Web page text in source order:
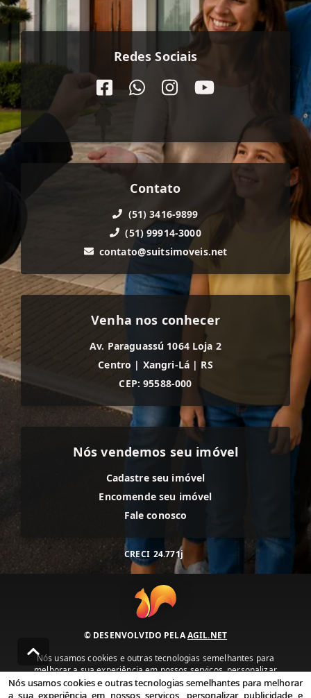
Redes Sociais
Contato
(51) 3416-9899
(51) 99914-3000
contato@suitsimoveis.net
Venha nos conhecer
Av. Paraguassú 1064 Loja 2
Centro | Xangri-Lá | RS
CEP: 95588-000
Nós vendemos seu imóvel
Cadastre seu imóvel
Encomende seu imóvel
Fale conosco
CRECI 24.771j
© DESENVOLVIDO PELAAGIL.NET
Nós usamos cookies e outras tecnologias semelhantes para
melhorar a sua experiência em nossos serviços, personalizar
publicidade e recomendar conteúdo de seu interesse. Ao utilizar
nossos serviços, você concorda com nossa política de privacidade e
Nós usamos cookies e outras tecnologias semelhantes para melhorar
a sua experiência em nossos serviços, personalizar publicidade e